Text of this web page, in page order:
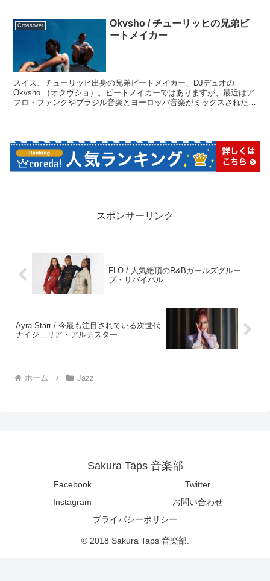
Crossover
Okvsho / チューリッヒの兄弟ビ
ートメイカー
スイス、チューリッヒ出身の兄弟ビートメイカー、DJデュオの
Okvsho （オクヴショ）。ビートメイカーではありますが、最近はア
フロ・ファンクやブラジル音楽とヨーロッパ音楽がミックスされた生
スポンサーリンク
FLO / 人気絶頂のR&Bガールズグルー
プ・リバイバル
Ayra Starr / 今最も注目されている次世代
ナイジェリア・アルテスター
ホーム Jazz
Sakura Taps 音楽部
Facebook
Twitter
Instagram
お問い合わせ
プライバシーポリシー
© 2018 Sakura Taps 音楽部.